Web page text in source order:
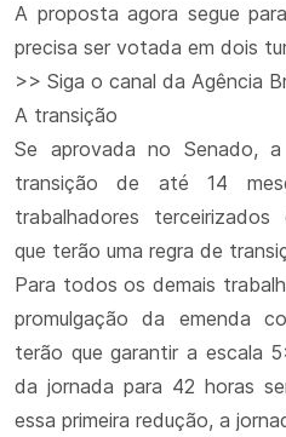
A proposta agora segue
precisa ser votada em dois
>> Siga o canal da Agência
A transição
Se aprovada no Senado,
transição de até 14
trabalhadores
que terão uma regra de
Para todos os demais
promulgação da emenda
terão que garantir a escala
da jornada para 42 horas
essa primeira redução, a